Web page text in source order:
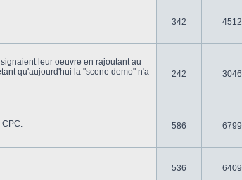
342 4512
leur oeuvre en rajoutant au
qu'aujourd'hui la "scene demo" n'a
242 3046
CPC.
586 6799
536 6409